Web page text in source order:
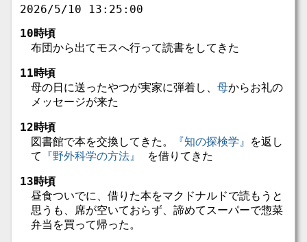
2026/5/10 13:25:00
10時頃
布団から出てモスへ行って読書をしてきた
11時頃
母の日に送ったやつが実家に弾着し、 母からお礼の
メッセージが来た
12時頃
図書館で本を交換してきた。
『知の探検学』 を返し
て 『野外科学の方法』
を借りてきた
13時頃
昼食ついでに、借りた本をマクドナルドで読もうと
思うも、席が空いておらず、諦めてスーパーで惣菜
弁当を買って帰った。